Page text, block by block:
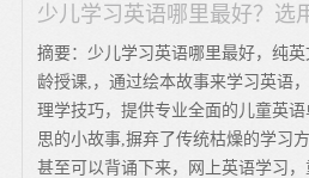
少儿学习英语哪里最好？选
摘要：少儿学习英语哪里最好，纯
龄授课,，通过绘本故事来学习英语
理学技巧，提供专业全面的儿童英
思的小故事,摒弃了传统枯燥的学习
甚至可以背诵下来，网上英语学习